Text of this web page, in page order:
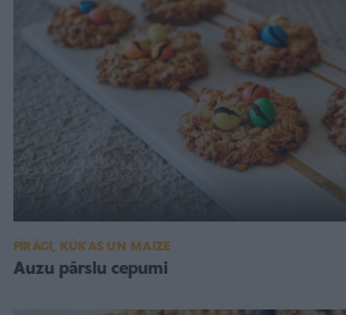
PĪRĀGI, KŪKAS UN MAIZE
Auzu pārslu cepumi